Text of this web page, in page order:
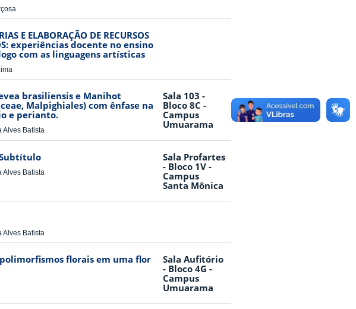
E ELABORAÇÃO DE RECURSOS
experiências docente no ensino
com as linguagens artísticas
brasiliensis e Manihot
Malpighiales) com ênfase na
e perianto.
Alves Batista
Sala 103 -
Bloco 8C -
Campus
Umuarama
Alves Batista
Sala Profartes
- Bloco 1V -
Campus
Santa Mônica
Alves Batista
florais em uma flor
Sala Aufitório
- Bloco 4G -
Campus
Umuarama